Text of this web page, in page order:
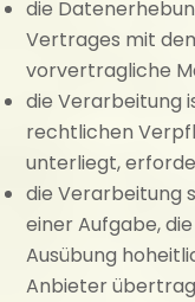
die
Vertrages mit
vorvertragliche
die Verarbeitung
rechtlichen
unterliegt,
die Verarbeitung
einer Aufgabe,
Ausübung
Anbieter